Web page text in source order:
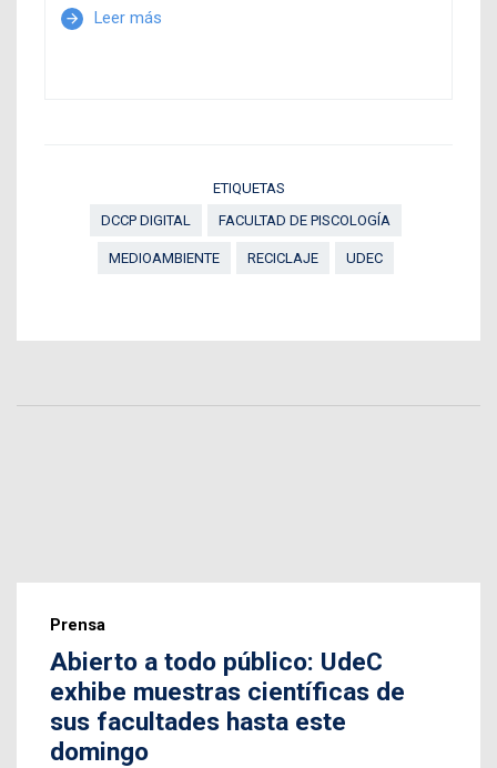
arrow_forward Leer más
ETIQUETAS
DCCP DIGITAL
FACULTAD DE PISCOLOGÍA
MEDIOAMBIENTE RECICLAJE UDEC
Prensa
Abierto a todo público: UdeC
exhibe muestras científicas de
sus facultades hasta este
domingo